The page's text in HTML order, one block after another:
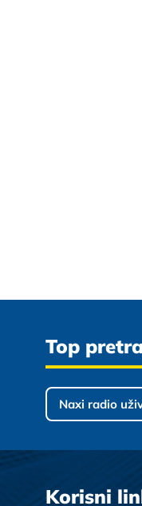
Top
Naxi radio
Korisni